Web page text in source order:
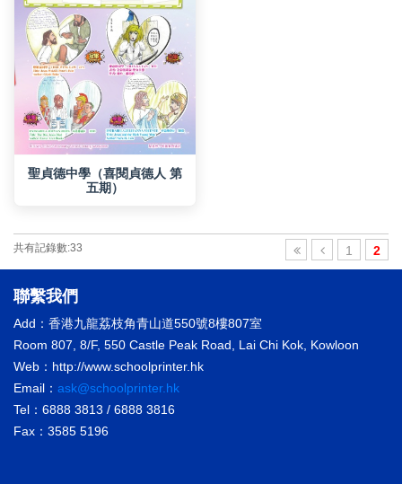
五期）
共有記錄數:33 1 2
聯繫我們
Add：香港九龍荔枝角青山道550號8樓807室
Room 807, 8/F, 550 Castle Peak Road, Lai Chi Kok, Kowloon
Web：http://www.schoolprinter.hk
Email： ask@schoolprinter.hk
Tel：6888 3813 / 6888 3816
Fax：3585 5196